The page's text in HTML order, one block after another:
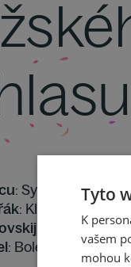
: Symfonie č. 1 Es
: Klavírní trio č. 3 f
: Koncert pro
: Bolero pro
Tyto
K
vašem
mohou